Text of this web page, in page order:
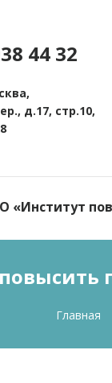
44 32
д.17, стр.10,
«Институт
Главная